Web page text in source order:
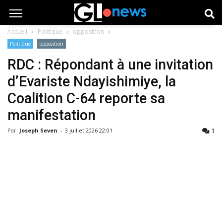
Accueil Politique opposition
Politique opposition
RDC : Répondant à une invitation
d’Evariste Ndayishimiye, la
Coalition C-64 reporte sa
manifestation
Par Joseph Seven - 3 juillet 2026 22:01 1